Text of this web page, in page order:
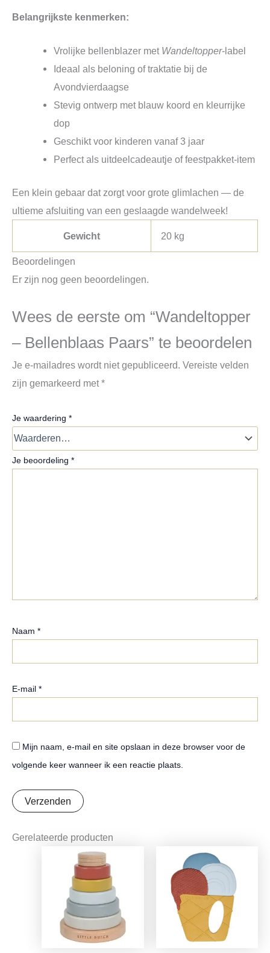
Belangrijkste kenmerken:
Vrolijke bellenblazer met Wandeltopper‑label
Ideaal als beloning of traktatie bij de
Avondvierdaagse
Stevig ontwerp met blauw koord en kleurrijke
dop
Geschikt voor kinderen vanaf 3 jaar
Perfect als uitdeelcadeautje of feestpakket‑item
Een klein gebaar dat zorgt voor grote glimlachen — de
ultieme afsluiting van een geslaagde wandelweek!
Gewicht 20 kg
Beoordelingen
Er zijn nog geen beoordelingen.
Wees de eerste om “Wandeltopper
– Bellenblaas Paars” te beoordelen
Je e-mailadres wordt niet gepubliceerd. Vereiste velden
zijn gemarkeerd met*
Je waardering *
Je beoordeling *
Naam *
E-mail *
Mijn naam, e-mail en site opslaan in deze browser voor de
volgende keer wanneer ik een reactie plaats.
Gerelateerde producten
Oorspronkelijke
prijs
was:
€15,99.
Huidige
prijs
€12,63.
Oorspronkelijke
prijs
was:
€8,99.
Huidige
prijs
is:
€7,50.